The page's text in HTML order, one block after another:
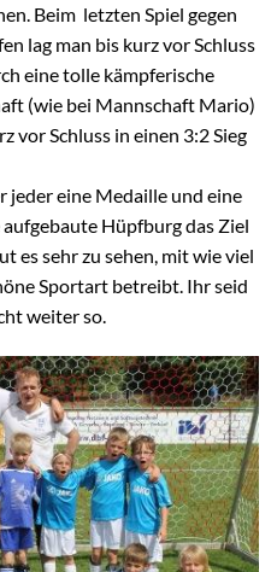
Beim letzten Spiel gegen
lag man bis kurz vor Schluss
eine tolle kämpferische
(wie bei Mannschaft Mario)
vor Schluss in einen 3:2 Sieg
jeder eine Medaille und eine
Hüpfburg das Ziel
es sehr zu sehen, mit wie viel
Sportart betreibt. Ihr seid
weiter so.